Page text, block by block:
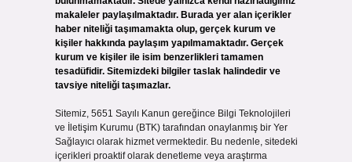
makaleler paylaşılmaktadır. Burada yer alan içerikler
haber niteliği taşımamakta olup, gerçek kurum ve
kişiler hakkında paylaşım yapılmamaktadır. Gerçek
kurum ve kişiler ile isim benzerlikleri tamamen
tesadüfidir. Sitemizdeki bilgiler taslak halindedir ve
tavsiye niteliği taşımazlar.
Sitemiz, 5651 Sayılı Kanun gereğince Bilgi Teknolojileri
ve İletişim Kurumu (BTK) tarafından onaylanmış bir Yer
Sağlayıcı olarak hizmet vermektedir. Bu nedenle, sitedeki
içerikleri proaktif olarak denetleme veya araştırma